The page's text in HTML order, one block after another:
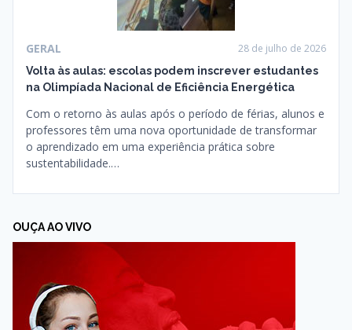
GERAL 28 de julho de 2026
Volta às aulas: escolas podem inscrever estudantes
na Olimpíada Nacional de Eficiência Energética
Com o retorno às aulas após o período de férias, alunos e
professores têm uma nova oportunidade de transformar
o aprendizado em uma experiência prática sobre
sustentabilidade.…
OUÇA AO VIVO